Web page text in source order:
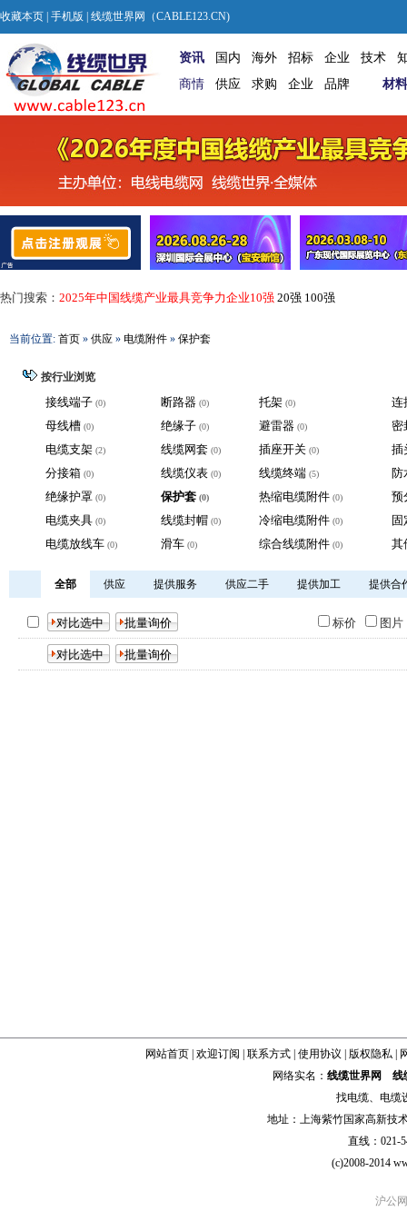
收藏本页 手机版 | 线缆世界网（CABLE123.CN)
资讯 国内 海外 招标 企业 技术
商情
供应 求购 企业 品牌 材料
热门搜索： 2025年中国线缆产业最具竞争力企业10强 20强 100强
当前位置: 首页 » 供应 » 电缆附件 » 保护套
按行业浏览
接线端子 (0) 断路器 (0) 托架 (0)
连
母线槽 (0) 绝缘子 (0) 避雷器 (0)
密
电缆支架 (2) 线缆网套 (0) 插座开关 (0)
插
分接箱 (0) 线缆仪表 (0) 线缆终端 (5)
防
绝缘护罩 (0) 保护套 (0) 热缩电缆附件 (0)
预
电缆夹具 (0) 线缆封帽 (0) 冷缩电缆附件 (0)
固
电缆放线车 (0) 滑车 (0) 综合线缆附件 (0) 其
全部 供应 提供服务 供应二手 提供加工 提供合
标价 图
网站首页| 欢迎订阅 联系方式| 使用协议 版权隐私|
网络实名： 线缆世界网
线
找电缆、 电缆
地址：上海紫竹国家高新技
直线：021-
(c)2008-2014
沪公